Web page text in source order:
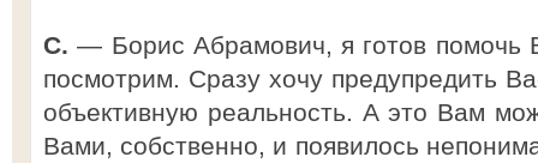
С. — Борис Абрамович, я готов помочь
посмотрим. Сразу хочу предупредить
объективную реальность. А это Вам
Вами, собственно, и появилось